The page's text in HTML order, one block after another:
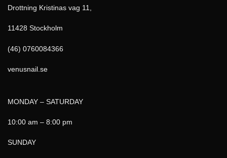
Drottning Kristinas vag 11,
11428 Stockholm
(46) 0760084366
venusnail.se
MONDAY – SATURDAY
10:00 am – 8:00 pm
SUNDAY